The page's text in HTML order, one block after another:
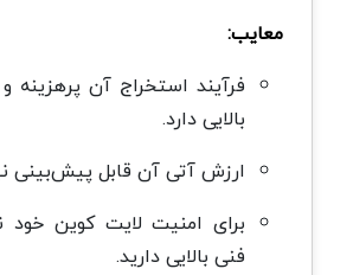
معایب:
فرآیند استخراج آن
بالایی دارد.
ارزش آتی آن قابل پیش‌بینی
برای امنیت لایت کوین خود
فنی بالایی دارید.